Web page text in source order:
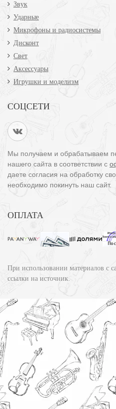
Звук
Ударные
Микрофоны и радиосистемы
Дисконт
Свет
Аксессуары
Игрушки и моделизм
СОЦСЕТИ
Мы получаем и обрабатываем
нашего сайта в соответствии с
даете согласия на обработку
необходимо покинуть наш сайт.
ОПЛАТА
При использовании материалов с
ссылки на источник.